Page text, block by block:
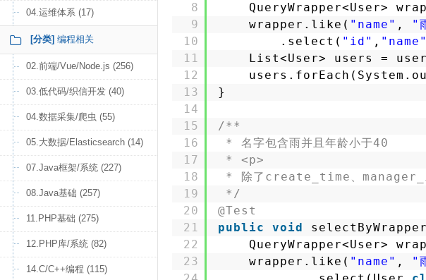
04.运维体系 (17)
[分类] 编程相关
02.前端/Vue/Node.js (256)
03.低代码/织信开发 (40)
04.数据采集/爬虫 (55)
05.大数据/Elasticsearch (14)
07.Java框架/系统 (227)
08.Java基础 (257)
11.PHP基础 (275)
12.PHP库/系统 (82)
14.C/C++编程 (115)
8
9
10
11
12
13
14
15
16
17
18
19
20
21
22
23
QueryWrapper<User>
wrapper.like( "name" , "
.select( "id" , "name"
List<User> users =
}
/**
* 名字包含雨并且年龄小于40
* <p>
* 除了create_time、
*/
@Test
public
void
QueryWrapper<User>
wrapper.like( "name" , "